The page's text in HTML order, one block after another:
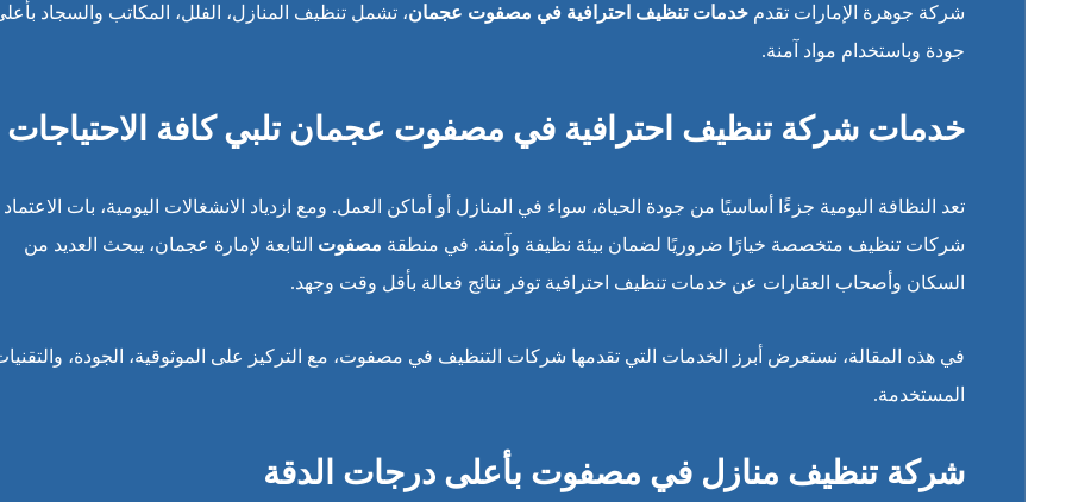
شركة جوهرة الإمارات تقدم خدمات تنظيف احترافية في مصفوت عجمان، تشمل تنظيف المنازل، الفلل، المكاتب والسجاد
جودة وباستخدام مواد آمنة.
خدمات شركة تنظيف احترافية في مصفوت عجمان تلبي كافة الاحتياجات
تعد النظافة اليومية جزءًا أساسيًا من جودة الحياة، سواء في المنازل أو أماكن العمل. ومع ازدياد الانشغالات اليومية، بات
شركات تنظيف متخصصة خيارًا ضروريًا لضمان بيئة نظيفة وآمنة. في منطقة مصفوت التابعة لإمارة عجمان، يبحث العديد من
السكان وأصحاب العقارات عن خدمات تنظيف احترافية توفر نتائج فعالة بأقل وقت وجهد.
في هذه المقالة، نستعرض أبرز الخدمات التي تقدمها شركات التنظيف في مصفوت، مع التركيز على الموثوقية، الجودة،
المستخدمة.
شركة تنظيف منازل في مصفوت بأعلى درجات الدقة